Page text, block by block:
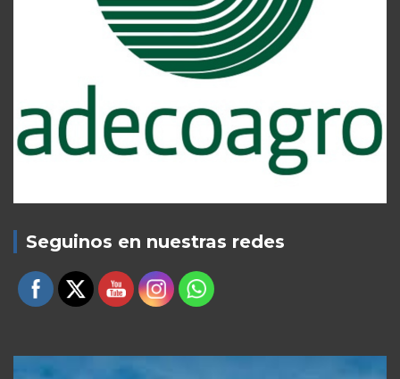
Seguinos en nuestras redes